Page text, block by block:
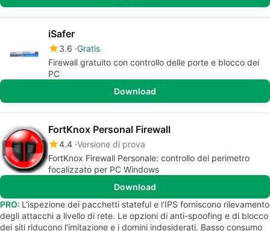
iSafer
3.6 Gratis
Firewall gratuito con controllo delle porte e blocco dei
PC
Download
FortKnox Personal Firewall
4.4 Versione di prova
FortKnox Firewall Personale: controllo del perimetro
focalizzato per PC Windows
Download
PRO: L'ispezione dei pacchetti stateful e l'IPS forniscono rilevamento
degli attacchi a livello di rete. Le opzioni di anti-spoofing e di blocco
dei siti riducono l'imitazione e i domini indesiderati. Basso consumo